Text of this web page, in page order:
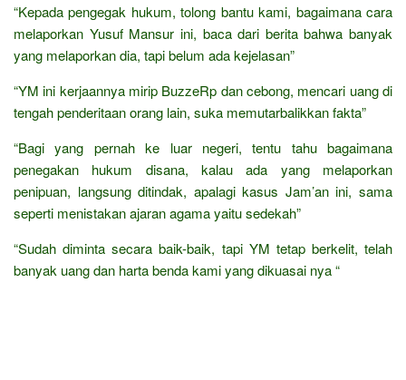
“Kepada pengegak hukum, tolong bantu kami, bagaimana cara
melaporkan Yusuf Mansur ini, baca dari berita bahwa banyak
yang melaporkan dia, tapi belum ada kejelasan”
“YM ini kerjaannya mirip BuzzeRp dan cebong, mencari uang di
tengah penderitaan orang lain, suka memutarbalikkan fakta”
“Bagi yang pernah ke luar negeri, tentu tahu bagaimana
penegakan hukum disana, kalau ada yang melaporkan
penipuan, langsung ditindak, apalagi kasus Jam’an ini, sama
seperti menistakan ajaran agama yaitu sedekah”
“Sudah diminta secara baik-baik, tapi YM tetap berkelit, telah
banyak uang dan harta benda kami yang dikuasai nya “